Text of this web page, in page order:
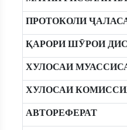
ПРОТОКОЛИ
ҚАРОРИ ШӮРОИ
ХУЛОСАИ
ХУЛОСАИ
АВТОРЕФЕРАТ